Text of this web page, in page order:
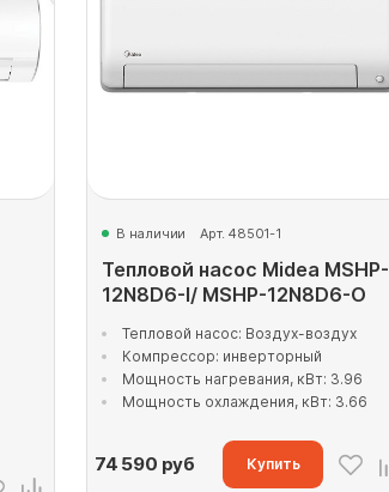
В наличии Арт. 48501-1
Тепловой насос Midea MSHP-
12N8D6-I/ MSHP-12N8D6-O
Тепловой насос: Воздух-воздух
Компрессор: инверторный
Мощность нагревания, кВт: 3.96
Мощность охлаждения, кВт: 3.66
74 590 руб Купить